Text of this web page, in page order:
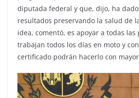
diputada federal y que, dijo, ha
resultados preservando la salud de
idea, comentó, es apoyar a todas las
trabajan todos los días en moto y
certificado podrán hacerlo con